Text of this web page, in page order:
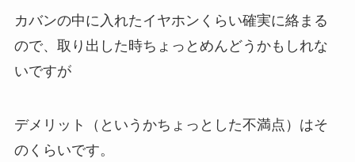
カバンの中に入れたイヤホンくらい確実に絡まる
ので、取り出した時ちょっとめんどうかもしれな
いですが
デメリット（というかちょっとした不満点）はそ
のくらいです。